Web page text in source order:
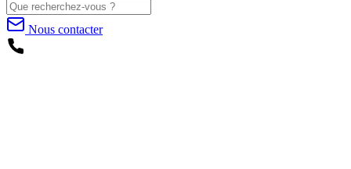
Nous contacter